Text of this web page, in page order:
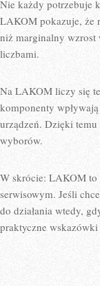
Nie każdy potrzebuje
LAKOM pokazuje, że
niż marginalny wzrost
liczbami.
Na LAKOM liczy się
komponenty
urządzeń. Dzięki
wyborów.
W skrócie: LAKOM to
serwisowym. Jeśli
do działania wtedy,
praktyczne